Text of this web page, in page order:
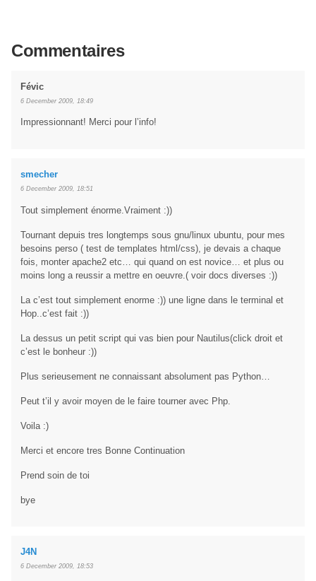
Commentaires
Févic
6 December 2009, 18:49
Impressionnant! Merci pour l’info!
smecher
6 December 2009, 18:51
Tout simplement énorme.Vraiment :))
Tournant depuis tres longtemps sous gnu/linux ubuntu, pour mes
besoins perso ( test de templates html/css), je devais a chaque
fois, monter apache2 etc… qui quand on est novice… et plus ou
moins long a reussir a mettre en oeuvre.( voir docs diverses :))
La c’est tout simplement enorme :)) une ligne dans le terminal et
Hop..c’est fait :))
La dessus un petit script qui vas bien pour Nautilus(click droit et
c’est le bonheur :))
Plus serieusement ne connaissant absolument pas Python…
Peut t’il y avoir moyen de le faire tourner avec Php.
Voila :)
Merci et encore tres Bonne Continuation
Prend soin de toi
bye
J4N
6 December 2009, 18:53